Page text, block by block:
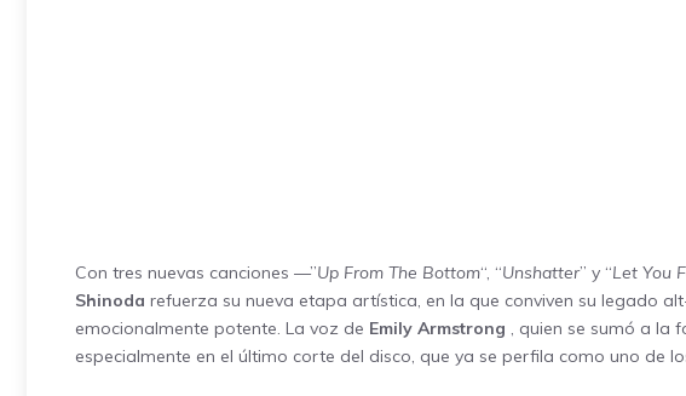
Con tres nuevas canciones —”Up From The Bottom“, “Unshatter” y “Let You
Shinoda refuerza su nueva etapa artística, en la que conviven su legado
emocionalmente potente. La voz de Emily Armstrong , quien se sumó a la
especialmente en el último corte del disco, que ya se perfila como uno de